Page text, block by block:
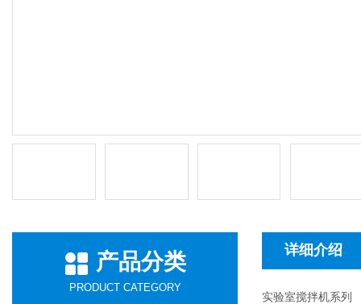
产品分类
PRODUCT CATEGORY
详细介绍
实验室搅拌机系列